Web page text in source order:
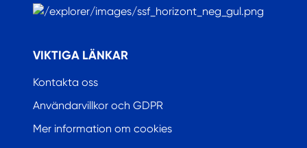
VIKTIGA LÄNKAR
Kontakta oss
Användarvillkor och GDPR
Mer information om cookies